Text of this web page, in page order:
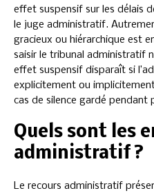
effet suspensif sur les délais
le juge administratif.
gracieux ou hiérarchique est
saisir le tribunal administratif
effet suspensif disparaît si
explicitement ou
cas de silence gardé pendant
Quels sont les
administratif ?
Le recours administratif